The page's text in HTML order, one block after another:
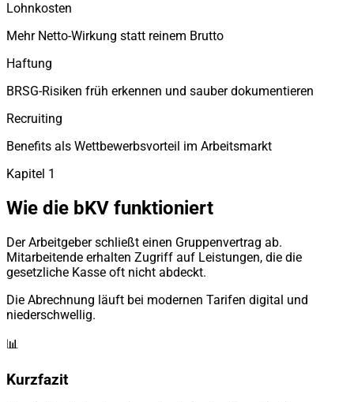
Lohnkosten
Mehr Netto-Wirkung statt reinem Brutto
Haftung
BRSG-Risiken früh erkennen und sauber dokumentieren
Recruiting
Benefits als Wettbewerbsvorteil im Arbeitsmarkt
Kapitel 1
Wie die bKV funktioniert
Der Arbeitgeber schließt einen Gruppenvertrag ab.
Mitarbeitende erhalten Zugriff auf Leistungen, die die
gesetzliche Kasse oft nicht abdeckt.
Die Abrechnung läuft bei modernen Tarifen digital und
niederschwellig.
📊
Kurzfazit